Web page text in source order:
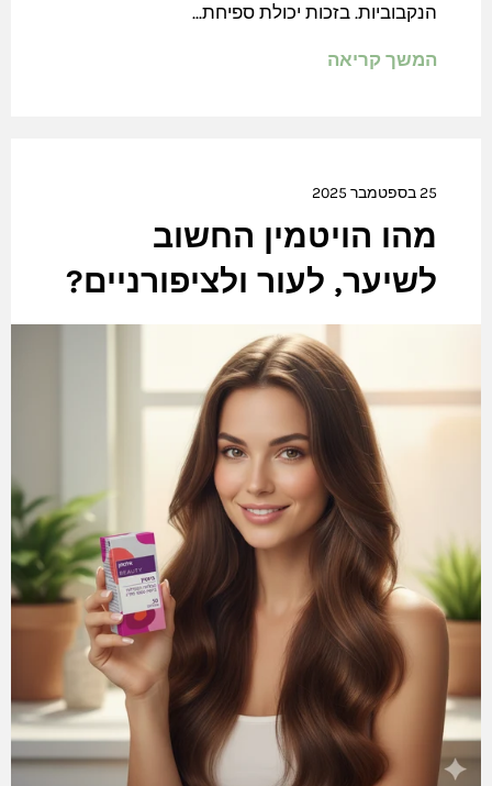
הנקבוביות. בזכות יכולת ספיחת...
המשך קריאה
25 בספטמבר 2025
מהו הויטמין החשוב
לשיער, לעור ולציפורניים?